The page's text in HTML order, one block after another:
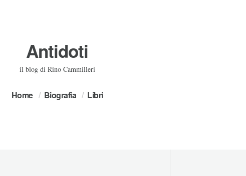
Antidoti
il blog di Rino Cammilleri
Home Biografia Libri